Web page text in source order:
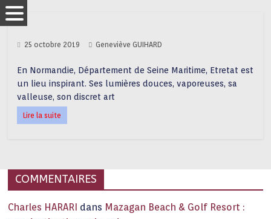
25 octobre 2019 Geneviève GUIHARD
En Normandie, Département de Seine Maritime, Etretat est
un lieu inspirant. Ses lumières douces, vaporeuses, sa
valleuse, son discret art
Lire la suite
COMMENTAIRES
Charles HARARI dans Mazagan Beach & Golf Resort :